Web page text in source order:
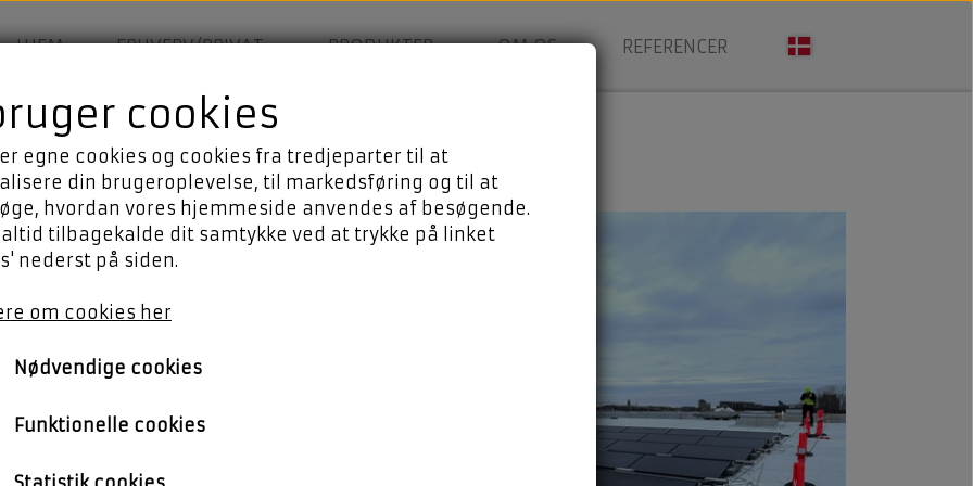
HJEM ERHVERV/PRIVAT PRODUKTER OM OS REFERENCER
I HØJE TAASTRUP
action på det på
Vi er stolte over at
og
naturligvis
i højeste grad at
det medfører,
også taget i
cookies
egne cookies og cookies fra tredjeparter til at
din brugeroplevelse, til markedsføring og til at
hvordan vores hjemmeside anvendes af besøgende.
altid tilbagekalde dit samtykke ved at trykke på linket
nederst på siden.
om cookies her
Nødvendige cookies
Funktionelle cookies